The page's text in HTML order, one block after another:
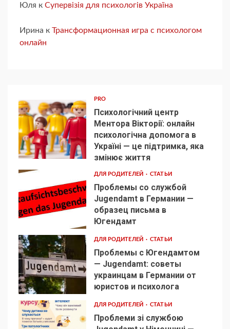
Юля к Супервізія для психологів Україна
Ирина к Трансформационная игра с психологом
онлайн
1
PRO
Психологічний центр
Ментора Вікторії: онлайн
психологічна допомога в
Україні — це підтримка, яка
змінює життя
2
ДЛЯ РОДИТЕЛЕЙ СТАТЬИ
Проблемы со службой
Jugendamt в Германии —
образец письма в
Югендамт
3
ДЛЯ РОДИТЕЛЕЙ СТАТЬИ
Проблемы с Югендамтом
— Jugendamt: советы
украинцам в Германии от
юристов и психолога
ДЛЯ РОДИТЕЛЕЙ СТАТЬИ
Проблеми зі службою